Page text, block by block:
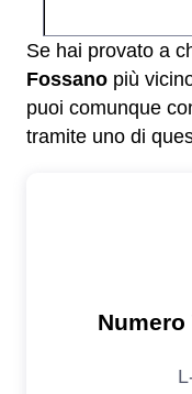
Se hai provato a
Fossano più
puoi comunque
tramite uno di